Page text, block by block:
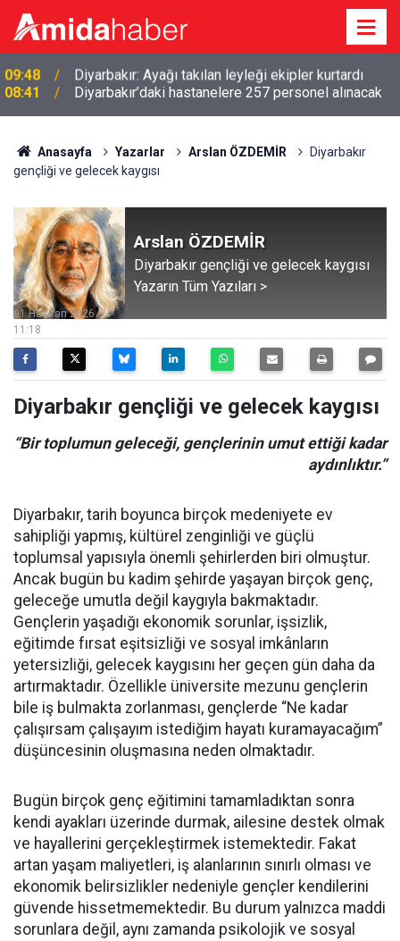
08:41 Diyarbakır’daki hastanelere 257 personel alınacak
Anasayfa Yazarlar Arslan ÖZDEMİR
Diyarbakır
gençliği ve gelecek kaygısı
Arslan ÖZDEMİR
Diyarbakır gençliği ve gelecek kaygısı
Yazarın Tüm Yazıları >
11:18
01 Haziran 2026
Diyarbakır gençliği ve gelecek kaygısı
“Bir toplumun geleceği, gençlerinin umut ettiği kadar
aydınlıktır.”
Diyarbakır, tarih boyunca birçok medeniyete ev
sahipliği yapmış, kültürel zenginliği ve güçlü
toplumsal yapısıyla önemli şehirlerden biri olmuştur.
Ancak bugün bu kadim şehirde yaşayan birçok genç,
geleceğe umutla değil kaygıyla bakmaktadır.
Gençlerin yaşadığı ekonomik sorunlar, işsizlik,
eğitimde fırsat eşitsizliği ve sosyal imkânların
yetersizliği, gelecek kaygısını her geçen gün daha da
artırmaktadır. Özellikle üniversite mezunu gençlerin
bile iş bulmakta zorlanması, gençlerde “Ne kadar
çalışırsam çalışayım istediğim hayatı kuramayacağım”
düşüncesinin oluşmasına neden olmaktadır.
Bugün birçok genç eğitimini tamamladıktan sonra
kendi ayakları üzerinde durmak, ailesine destek olmak
ve hayallerini gerçekleştirmek istemektedir. Fakat
artan yaşam maliyetleri, iş alanlarının sınırlı olması ve
ekonomik belirsizlikler nedeniyle gençler kendilerini
güvende hissetmemektedir. Bu durum yalnızca maddi
sorunlara değil, aynı zamanda psikolojik ve sosyal